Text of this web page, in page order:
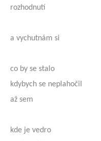
rozhodnutí
a vychutnám si
co by se stalo
kdybych se neplahočil
až sem
kde je vedro